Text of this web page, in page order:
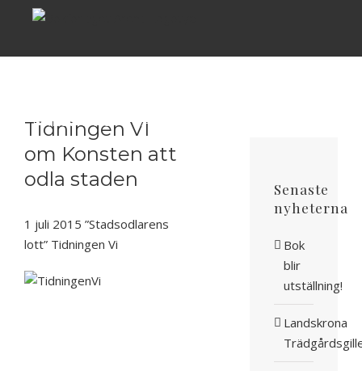
Fortsätt
PRESSINFO AKTUELLT
Tidningen VI
om Konsten att
odla staden
1 juli 2015 ”Stadsodlarens
lott” Tidningen Vi
Senaste
nyheterna
Bok
blir
utställning!
Landskrona